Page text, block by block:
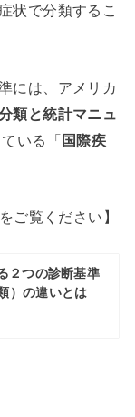
状で分類するこ
には、アメリカ
類と統計マニュ
いる「 国際疾
ご覧ください】
２つの診断基準
）の違いとは